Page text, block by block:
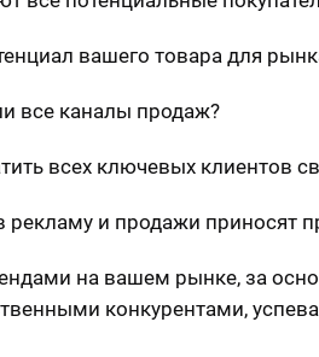
вашего товара для
все каналы продаж?
всех ключевых клиентов
и продажи приносят
на вашем рынке, за
конкурентами,